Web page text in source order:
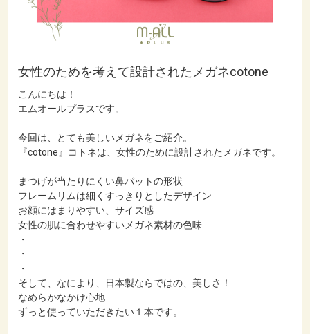
女性のためを考えて設計されたメガネcotone
こんにちは！
エムオールプラスです。
今回は、とても美しいメガネをご紹介。
『cotone』コトネは、女性のために設計されたメガネです。
まつげが当たりにくい鼻パットの形状
フレームリムは細くすっきりとしたデザイン
お顔にはまりやすい、サイズ感
女性の肌に合わせやすいメガネ素材の色味
・
・
・
そして、なにより、日本製ならではの、美しさ！
なめらかなかけ心地
ずっと使っていただきたい１本です。